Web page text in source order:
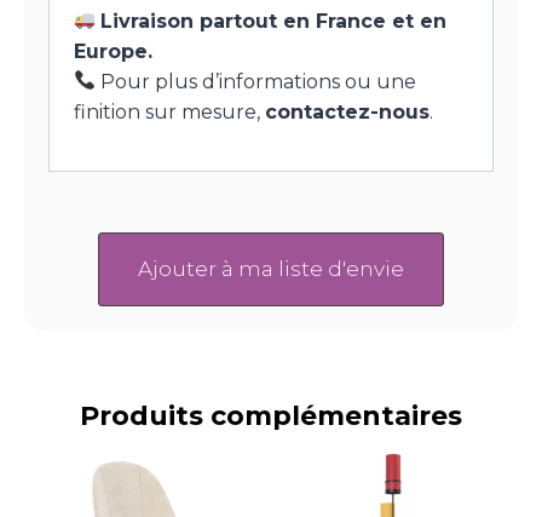
Livraison partout en France et en
Europe.
Pour plus d’informations ou une
finition sur mesure, contactez-nous.
Ajouter à ma liste d'envie
Produits complémentaires